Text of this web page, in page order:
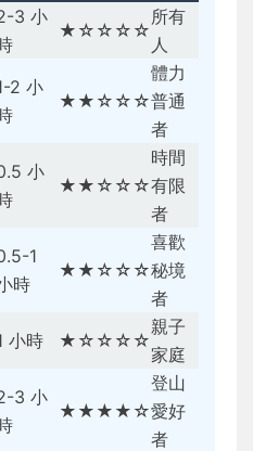
3 小
★☆☆☆☆
所有
人
2 小
★★☆☆☆
體力
普通
者
小
★★☆☆☆
時間
有限
者
1
時
★★☆☆☆
喜歡
秘境
者
小時 ★☆☆☆☆
親子
家庭
3 小
★★★★☆
登山
愛好
者